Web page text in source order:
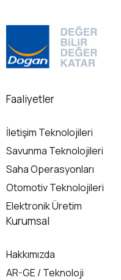
korumak amacıyla…...
Detaylı Bilgi
Faaliyetler
İletişim Teknolojileri
Savunma Teknolojileri
Saha Operasyonları
Otomotiv Teknolojileri
Elektronik Üretim
Kurumsal
Hakkımızda
AR-GE / Teknoloji